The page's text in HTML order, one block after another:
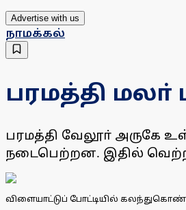
Advertise with us
நாமக்கல்
பரமத்தி
பரமத்தி வேலூா் அருகே
நடைபெற்றன. இதில்
விளையாட்டுப் போட்டியில்